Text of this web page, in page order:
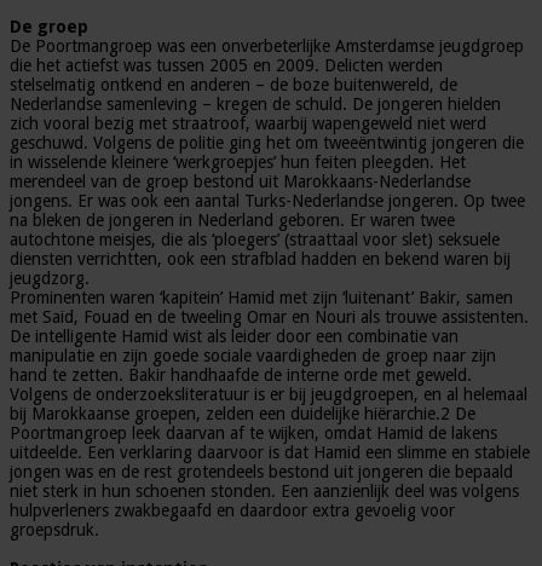
De groep
De Poortmangroep was een onverbeterlijke Amsterdamse jeugdgroep
die het actiefst was tussen 2005 en 2009. Delicten werden
stelselmatig ontkend en anderen – de boze buitenwereld, de
Nederlandse samenleving – kregen de schuld. De jongeren hielden
zich vooral bezig met straatroof, waarbij wapengeweld niet werd
geschuwd. Volgens de politie ging het om tweeëntwintig jongeren die
in wisselende kleinere ‘werkgroepjes’ hun feiten pleegden. Het
merendeel van de groep bestond uit Marokkaans-Nederlandse
jongens. Er was ook een aantal Turks-Nederlandse jongeren. Op twee
na bleken de jongeren in Nederland geboren. Er waren twee
autochtone meisjes, die als ‘ploegers’ (straattaal voor slet) seksuele
diensten verrichtten, ook een strafblad hadden en bekend waren bij
jeugdzorg.
Prominenten waren ‘kapitein’ Hamid met zijn ‘luitenant’ Bakir, samen
met Said, Fouad en de tweeling Omar en Nouri als trouwe assistenten.
De intelligente Hamid wist als leider door een combinatie van
manipulatie en zijn goede sociale vaardigheden de groep naar zijn
hand te zetten. Bakir handhaafde de interne orde met geweld.
Volgens de onderzoeksliteratuur is er bij jeugdgroepen, en al helemaal
bij Marokkaanse groepen, zelden een duidelijke hiërarchie.2 De
Poortmangroep leek daarvan af te wijken, omdat Hamid de lakens
uitdeelde. Een verklaring daarvoor is dat Hamid een slimme en stabiele
jongen was en de rest grotendeels bestond uit jongeren die bepaald
niet sterk in hun schoenen stonden. Een aanzienlijk deel was volgens
hulpverleners zwakbegaafd en daardoor extra gevoelig voor
groepsdruk.